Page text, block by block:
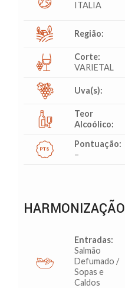
ITALIA
Região:
Corte:
VARIETAL
Uva(s):
Teor
Alcoólico:
Pontuação:
–
HARMONIZAÇÃO
Entradas:
Salmão
Defumado /
Sopas e
Caldos